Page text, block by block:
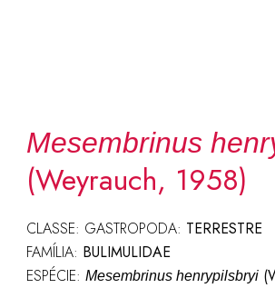
Mesembrinus
(Weyrauch, 1958)
CLASSE: GASTROPODA: TERRESTRE
FAMÍLIA: BULIMULIDAE
ESPÉCIE: Mesembrinus henrypilsbryi